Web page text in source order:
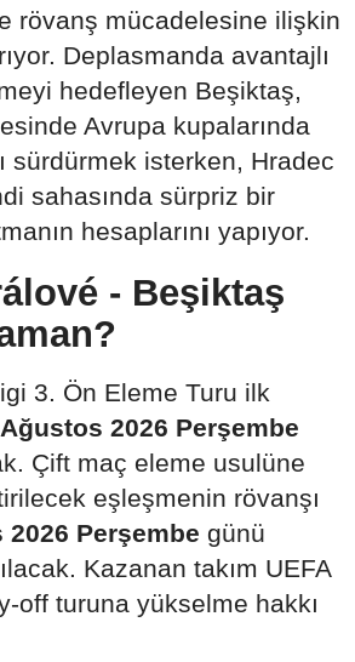
rövanş mücadelesine ilişkin
Deplasmanda avantajlı
hedefleyen Beşiktaş,
Avrupa kupalarında
sürdürmek isterken, Hradec
sahasında sürpriz bir
hesaplarını yapıyor.
- Beşiktaş
3. Ön Eleme Turu ilk
2026 Perşembe
Çift maç eleme usulüne
eşleşmenin rövanşı
2026 Perşembe günü
Kazanan takım UEFA
off turuna yükselme hakkı